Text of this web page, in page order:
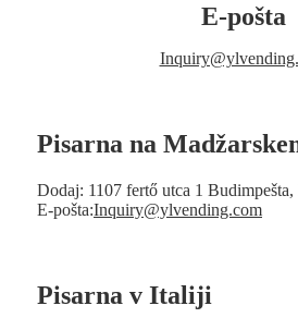
E-pošta
Pisarna na
Dodaj: 1107 fertő utca 1 Budimpešta,
E-pošta:Inquiry@ylvending.com
Pisarna v Italiji